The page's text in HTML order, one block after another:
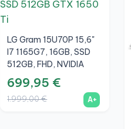
LG Gram 15U70P 15,6"
I7 1165G7, 16GB, SSD
512GB, FHD, NVIDIA
GTX 1650 Ti 4GB,
Plata, A+
699,95 €
1.999,00 € A+